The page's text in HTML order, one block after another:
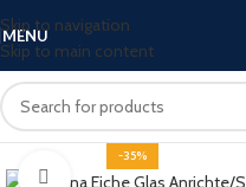
Skip to navigation
Skip to main content
MENU
-35%
Click to enlarge